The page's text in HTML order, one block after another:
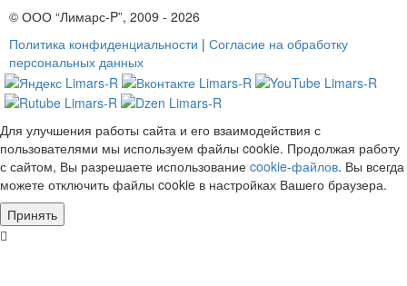
© ООО “Лимарс-P”, 2009 - 2026
Политика конфиденциальности | Согласие на обработку
персональных данных
Для улучшения работы сайта и его взаимодействия с
пользователями мы используем файлы cookie. Продолжая работу
с сайтом, Вы разрешаете использование cookie-файлов. Вы всегда
можете отключить файлы cookie в настройках Вашего браузера.
Принять